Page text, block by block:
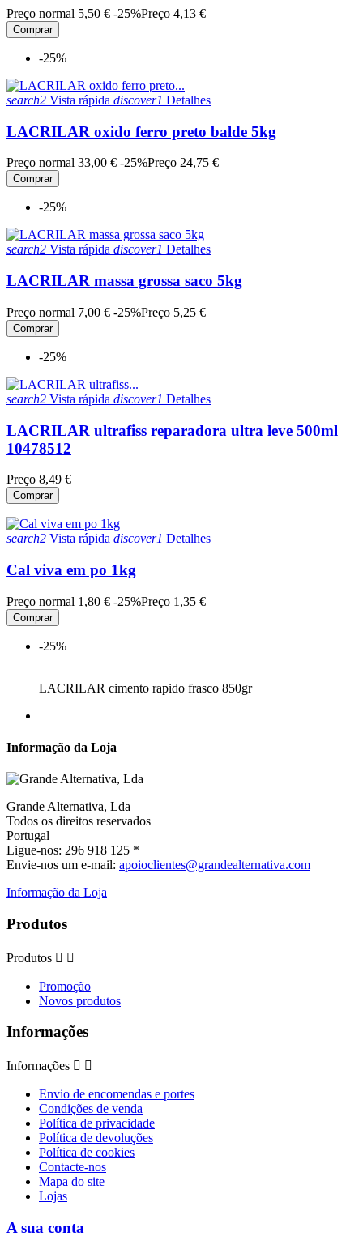
Preço normal 5,50 € -25%Preço 4,13 €
Comprar
-25%
search2 Vista rápida discover1 Detalhes
LACRILAR oxido ferro preto balde 5kg
Preço normal 33,00 € -25%Preço 24,75 €
Comprar
-25%
search2 Vista rápida discover1 Detalhes
LACRILAR massa grossa saco 5kg
Preço normal 7,00 € -25%Preço 5,25 €
Comprar
-25%
search2 Vista rápida discover1 Detalhes
LACRILAR ultrafiss reparadora ultra leve 500ml
10478512
Preço 8,49 €
Comprar
search2 Vista rápida discover1 Detalhes
Cal viva em po 1kg
Preço normal 1,80 € -25%Preço 1,35 €
Comprar
-25%
LACRILAR cimento rapido frasco 850gr
Informação da Loja
Grande Alternativa, Lda
Todos os direitos reservados
Portugal
Ligue-nos: 296 918 125 *
Envie-nos um e-mail: apoioclientes@grandealternativa.com
Informação da Loja
Produtos
Produtos  
Promoção
Novos produtos
Informações
Informações  
Envio de encomendas e portes
Condições de venda
Política de privacidade
Política de devoluções
Política de cookies
Contacte-nos
Mapa do site
Lojas
A sua conta